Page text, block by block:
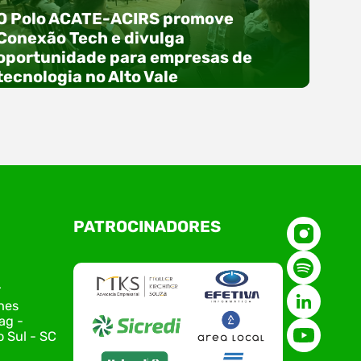
Polo ACATE-ACIRS promove
Tech e divulga
para empresas de
no Alto Vale
O Polo ACATE-ACIRS, por meio do NIAVI – Núcleo
de Tecnologia da Informação do Alto Vale do
Conexão Tech NIAVI, reunindo empresas de
tecnologia da região para uma noite de
conteúdo estratégico e
de novas iniciativas para o setor.
encontro aconteceu em Rio…
-
Sul - SC
PATROCINADORES